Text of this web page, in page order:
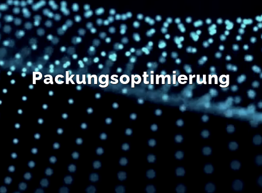
Packungsoptimierung